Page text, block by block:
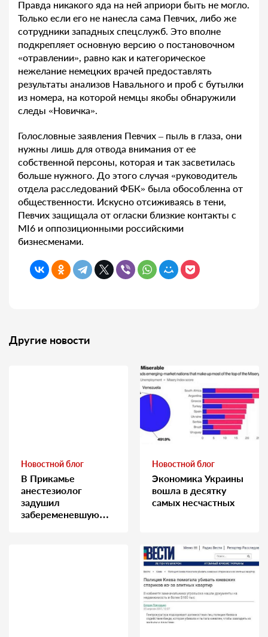
Правда никакого яда на ней априори быть не могло.
Только если его не нанесла сама Певчих, либо же
сотрудники западных спецслужб. Это вполне
подкрепляет основную версию о постановочном
«отравлении», равно как и категорическое
нежелание немецких врачей предоставлять
результаты анализов Навального и проб с бутылки
из номера, на которой немцы якобы обнаружили
следы «Новичка».
Голословные заявления Певчих – пыль в глаза, они
нужны лишь для отвода внимания от ее
собственной персоны, которая и так засветилась
больше нужного. До этого случая «руководитель
отдела расследований ФБК» была обособленна от
общественности. Искусно отсиживаясь в тени,
Певчих защищала от огласки близкие контакты с
MI6 и оппозиционными российскими
бизнесменами.
Другие новости
Новостной блог
В Прикамье
анестезиолог
задушил
забеременевшую
Новостной блог
Экономика Украины
вошла в десятку
самых несчастных